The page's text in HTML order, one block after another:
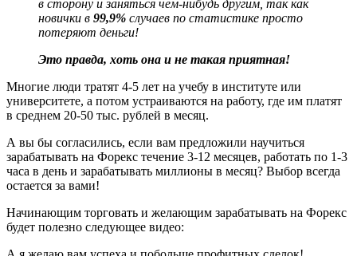
в сторону и заняться чем-нибудь другим, так как
новички в 99,9% случаев по статистике просто
потеряют деньги!
Это правда, хоть она и не такая приятная!
Многие люди тратят 4-5 лет на учебу в институте или
университете, а потом устраиваются на работу, где им платят
в среднем 20-50 тыс. рублей в месяц.
А вы бы согласились, если вам предложили научиться
зарабатывать на Форекс течение 3-12 месяцев, работать по 1-3
часа в день и зарабатывать миллионы в месяц? Выбор всегда
остается за вами!
Начинающим торговать и желающим зарабатывать на Форекс
будет полезно следующее видео: